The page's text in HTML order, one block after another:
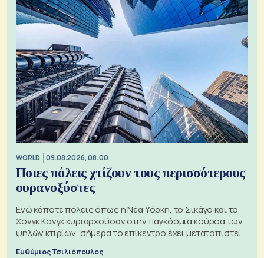
WORLD 09.08.2026, 08:00
Ποιες πόλεις χτίζουν τους περισσότερους
ουρανοξύστες
Ενώ κάποτε πόλεις όπως η Νέα Υόρκη, το Σικάγο και το
Χονγκ Κονγκ κυριαρχούσαν στην παγκόσμια κούρσα των
ψηλών κτιρίων, σήμερα το επίκεντρο έχει μετατοπιστεί
προς την Ασία
Ευθύμιος Τσιλιόπουλος